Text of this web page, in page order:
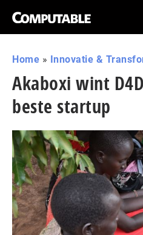
Home » Innovatie &
Akaboxi wint
beste startup